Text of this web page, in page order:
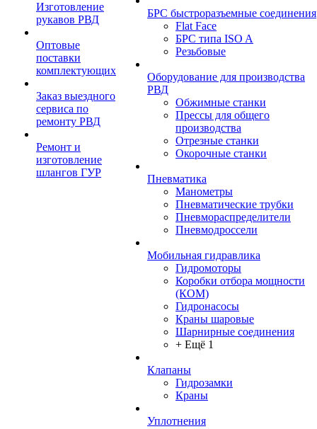
Изготовление
рукавов РВД
Оптовые
поставки
комплектующих
Заказ выездного
сервиса по
ремонту РВД
Ремонт и
изготовление
шлангов ГУР
БРС быстроразъемные соединения
Flat Face
БРС типа ISO A
Резьбовые
Оборудование для производства
РВД
Обжимные станки
Прессы для общего
производства
Отрезные станки
Окорочные станки
Пневматика
Манометры
Пневматические трубки
Пневмораспределители
Пневмодроссели
Мобильная гидравлика
Гидромоторы
Коробки отбора мощности
(КОМ)
Гидронасосы
Краны шаровые
Шарнирные соединения
+ Ещё 1
Клапаны
Гидрозамки
Краны
Уплотнения